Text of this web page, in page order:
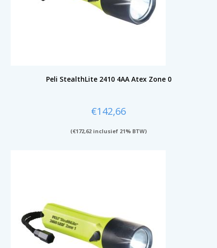
Peli StealthLite 2410 4AA Atex Zone 0
€142,66
(€172,62 inclusief 21% BTW)